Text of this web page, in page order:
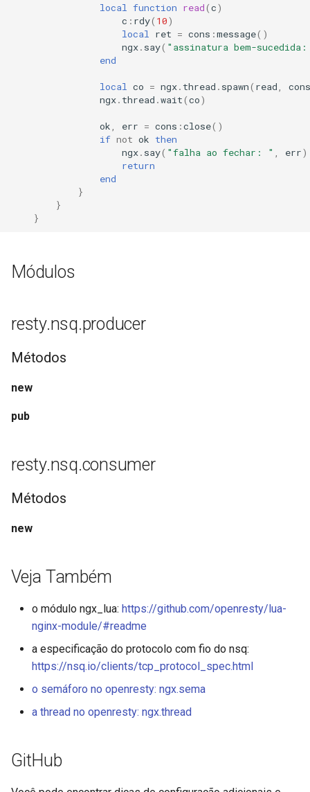
graphite
iconv
immerse
ipscrub
ipset-access
jpeg
js-challenge
json-var
json
local function read(c)
c : rdy( 10)
local
ret = cons :message()
ngx. say( "assinatura bem-
end
local co = ngx. thread . spawn( read
cons
ngx. thread .wait(co)
ok err = cons :close()
if not ok then
ngx. say( "falha ao fechar: " err)
return
end
}
}
}
Módulos
resty.nsq.producer
Métodos
new
pub
resty.nsq.consumer
Métodos
new
Veja Também
o módulo ngx_lua: https://github.com/openresty/lua-
nginx-module/#readme
a especificação do protocolo com fio do nsq:
https://nsq.io/clients/tcp_protocol_spec.html
o semáforo no openresty: ngx.sema
a thread no openresty: ngx.thread
GitHub